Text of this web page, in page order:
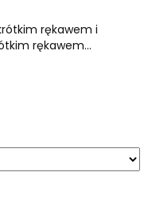
rękawem i
rękawem...